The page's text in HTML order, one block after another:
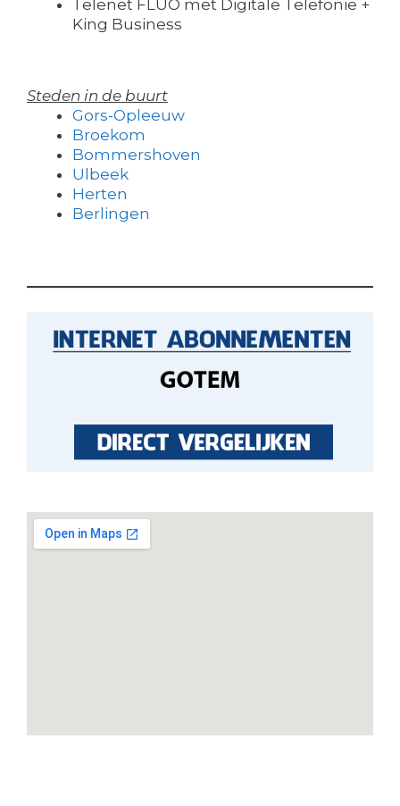
Telenet FLUO met Digitale Telefonie +
King Business
Steden in de buurt
Gors-Opleeuw
Broekom
Bommershoven
Ulbeek
Herten
Berlingen